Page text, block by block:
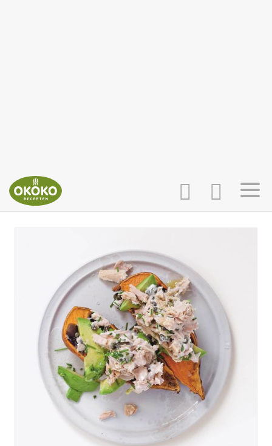
AANMELDEN
RECEPTEN
WEEKMENU'S
KOOKBOEKEN